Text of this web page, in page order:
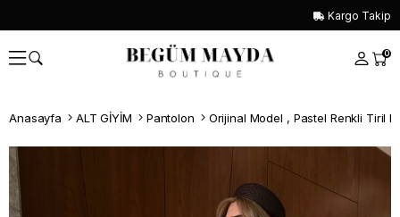
Kargo Takip
0
Anasayfa ALT GİYİM Pantolon Orijinal Model , Pastel Renkli Tiril